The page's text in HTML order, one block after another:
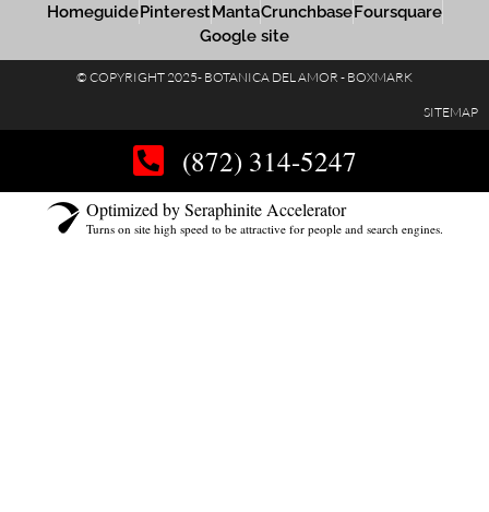
HomeguidePinterestMantaCrunchbaseFoursquare
Google site
© COPYRIGHT 2025- BOTANICA DEL AMOR - BOXMARK
SITEMAP
(872) 314-5247
Optimized by Seraphinite Accelerator
Turns on site high speed to be attractive for people and search engines.